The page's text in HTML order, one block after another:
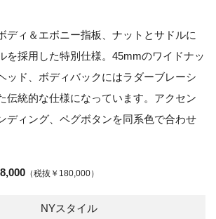
ディ＆エボニー指板、ナットとサドルに
を採用した特別仕様。45mmのワイドナッ
ッド、ボディバックにはラダーブレーシ
伝統的な仕様になっています。アクセン
ディング、ペグボタンを同系色で合わせ
（税抜￥180,000）
NYスタイル